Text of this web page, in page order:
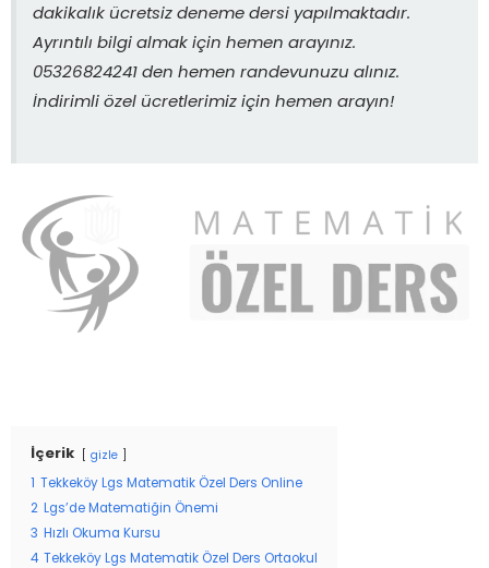
dakikalık ücretsiz deneme dersi yapılmaktadır.
Ayrıntılı bilgi almak için hemen arayınız.
05326824241 den hemen randevunuzu alınız.
İndirimli özel ücretlerimiz için hemen arayın!
İçerik gizle
1
Tekkeköy Lgs Matematik Özel Ders Online
2 Lgs’de Matematiğin Önemi
3 Hızlı Okuma Kursu
4 Tekkeköy Lgs Matematik Özel Ders Ortaokul